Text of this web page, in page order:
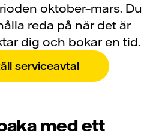
oktober–mars. Du
reda på när det är
dig och bokar en tid.
serviceavtal
med ett